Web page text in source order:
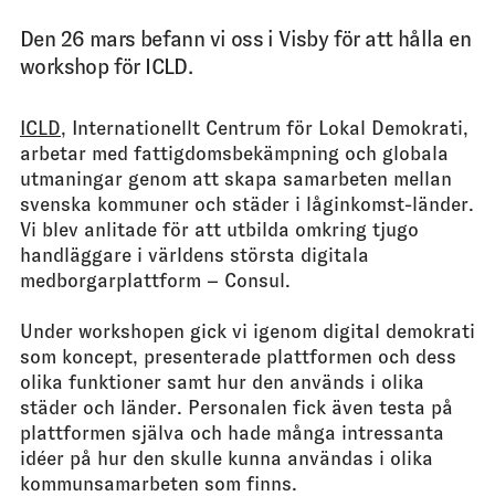
Den 26 mars befann vi oss i Visby för att hålla en
workshop för ICLD.
ICLD, Internationellt Centrum för Lokal Demokrati,
arbetar med fattigdomsbekämpning och globala
utmaningar genom att skapa samarbeten mellan
svenska kommuner och städer i låginkomst-länder.
Vi blev anlitade för att utbilda omkring tjugo
handläggare i världens största digitala
medborgarplattform – Consul.
Under workshopen gick vi igenom digital demokrati
som koncept, presenterade plattformen och dess
olika funktioner samt hur den används i olika
städer och länder. Personalen fick även testa på
plattformen själva och hade många intressanta
idéer på hur den skulle kunna användas i olika
kommunsamarbeten som finns.